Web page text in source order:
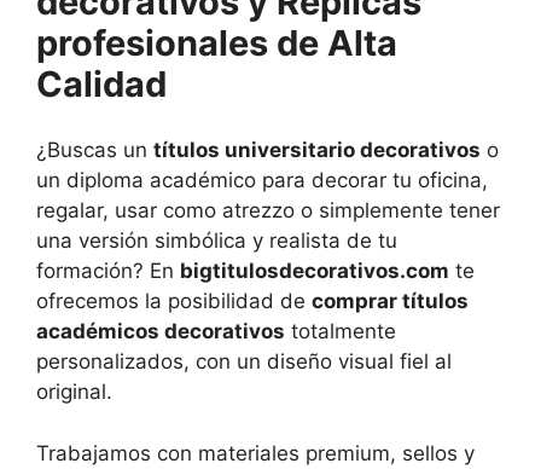
profesionales de Alta
Calidad
¿Buscas un títulos universitario decorativos o
un diploma académico para decorar tu oficina,
regalar, usar como atrezzo o simplemente tener
una versión simbólica y realista de tu
formación? En bigtitulosdecorativos.com te
ofrecemos la posibilidad de comprar títulos
académicos decorativos totalmente
personalizados, con un diseño visual fiel al
original.
Trabajamos con materiales premium, sellos y